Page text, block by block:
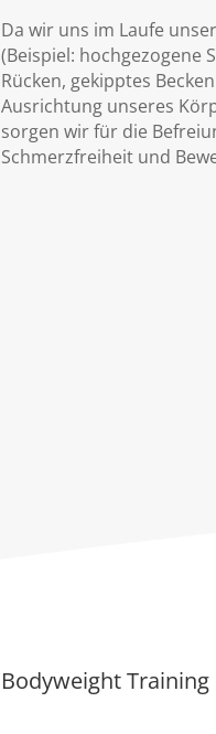
Da wir uns im Laufe
(Beispiel: hochgezogene
Rücken, gekipptes
Ausrichtung unseres
sorgen wir für die
Schmerzfreiheit und
Bodyweight